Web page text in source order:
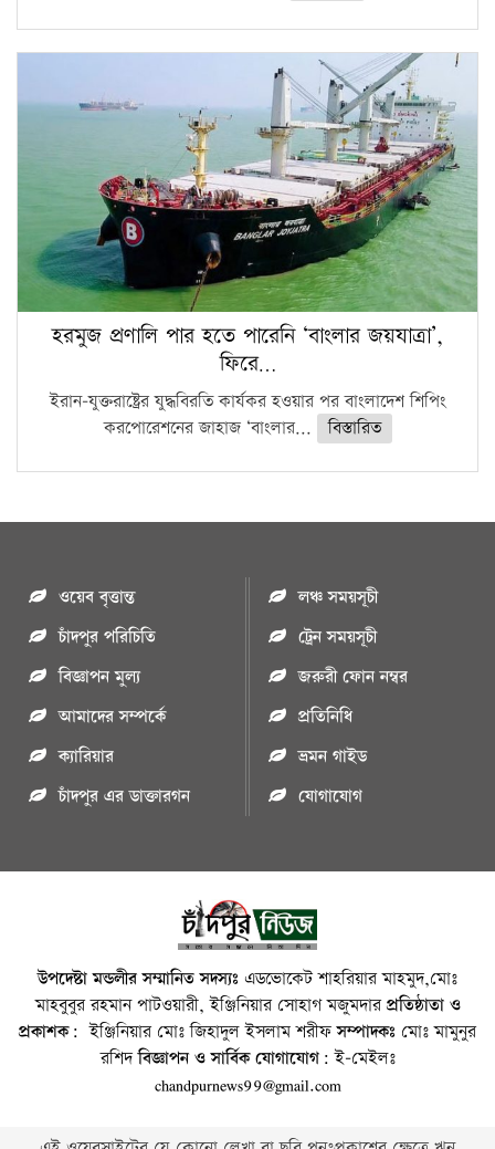
হরমুজ প্রণালি পার হতে পারেনি ‘বাংলার জয়যাত্রা’,
ফিরে…
ইরান-যুক্তরাষ্ট্রের যুদ্ধবিরতি কার্যকর হওয়ার পর বাংলাদেশ শিপিং
করপোরেশনের জাহাজ ‘বাংলার...
বিস্তারিত
ওয়েব বৃত্তান্ত
চাঁদপুর পরিচিতি
বিজ্ঞাপন মুল্য
আমাদের সম্পর্কে
ক্যারিয়ার
চাঁদপুর এর ডাক্তারগন
লঞ্চ সময়সূচী
ট্রেন সময়সূচী
জরুরী ফোন নম্বর
প্রতিনিধি
ভ্রমন গাইড
যোগাযোগ
উপদেষ্টা মন্ডলীর সম্মানিত সদস্যঃ এডভোকেট শাহরিয়ার মাহমুদ,মোঃ
মাহবুবুর রহমান পাটওয়ারী, ইঞ্জিনিয়ার সোহাগ মজুমদারপ্রতিষ্ঠাতা ও
প্রকাশক: ইঞ্জিনিয়ার মোঃ জিহাদুল ইসলাম শরীফসম্পাদকঃ মোঃ মামুনুর
রশিদবিজ্ঞাপন ও সার্বিক যোগাযোগ: ই-মেইলঃ
chandpurnews99@gmail.com